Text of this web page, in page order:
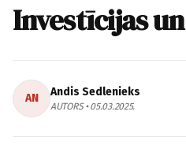
Investīcijas
AN Andis Sedlenieks
AUTORS • 05.03.2025.